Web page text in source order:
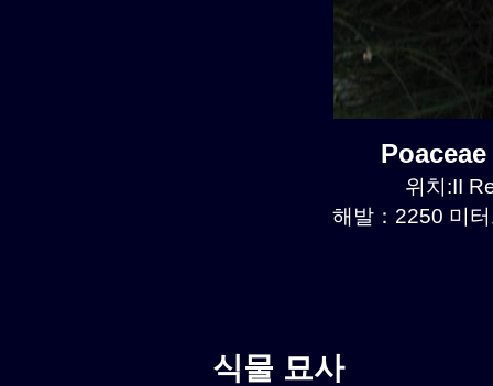
위치:II
해발：2250 미
식물 묘사